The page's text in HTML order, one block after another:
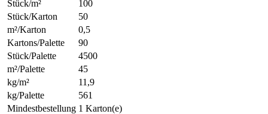
Stück/m²
100
Stück/Karton
50
m²/Karton
0,5
Kartons/Palette
90
Stück/Palette
4500
m²/Palette
45
kg/m²
11,9
kg/Palette
561
Mindestbestellung 1 Karton(e)